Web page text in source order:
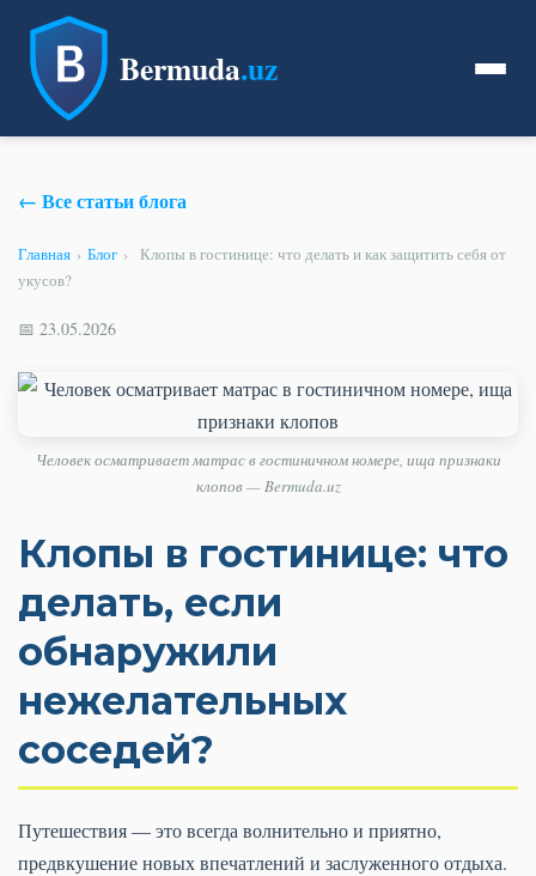
Bermuda.uz
← Все статьи блога
Главная › Блог ›
Клопы в гостинице: что делать и как защитить себя от
укусов?
📅 23.05.2026
Человек осматривает матрас в гостиничном номере, ища признаки
клопов — Bermuda.uz
Клопы в гостинице: что
делать, если
обнаружили
нежелательных
соседей?
Путешествия — это всегда волнительно и приятно,
предвкушение новых впечатлений и заслуженного отдыха.